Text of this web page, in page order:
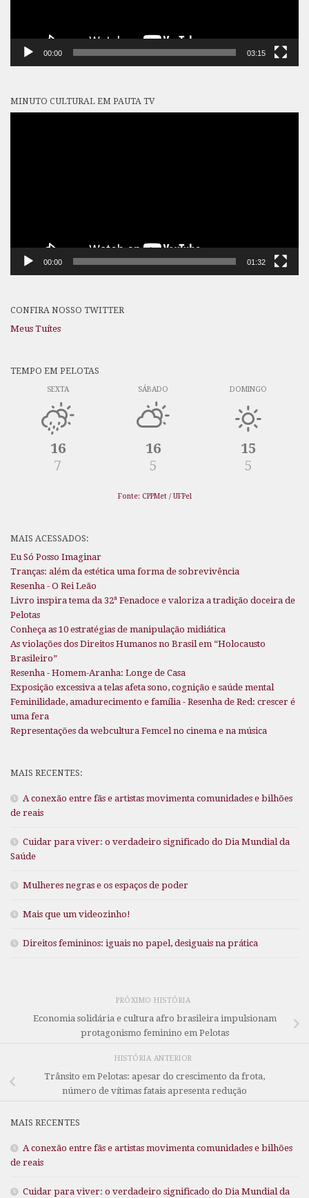
00:00 03:15
MINUTO CULTURAL EM PAUTA TV
00:00 01:32
CONFIRA NOSSO TWITTER
Meus Tuítes
TEMPO EM PELOTAS
SEXTA
16
7
SÁBADO
16
5
DOMINGO
15
5
Fonte: CPPMet / UFPel
MAIS ACESSADOS:
Eu Só Posso Imaginar
Tranças: além da estética uma forma de sobrevivência
Resenha - O Rei Leão
Livro inspira tema da 32ª Fenadoce e valoriza a tradição doceira de
Pelotas
Conheça as 10 estratégias de manipulação midiática
As violações dos Direitos Humanos no Brasil em “Holocausto
Brasileiro”
Resenha - Homem-Aranha: Longe de Casa
Exposição excessiva a telas afeta sono, cognição e saúde mental
Feminilidade, amadurecimento e família - Resenha de Red: crescer é
uma fera
Representações da webcultura Femcel no cinema e na música
MAIS RECENTES:
A conexão entre fãs e artistas movimenta comunidades e bilhões
de reais
Cuidar para viver: o verdadeiro significado do Dia Mundial da
Saúde
Mulheres negras e os espaços de poder
Mais que um videozinho!
Direitos femininos: iguais no papel, desiguais na prática
PRÓXIMO HISTÓRIA
Economia solidária e cultura afro brasileira impulsionam
protagonismo feminino em Pelotas
HISTÓRIA ANTERIOR
Trânsito em Pelotas: apesar do crescimento da frota,
número de vítimas fatais apresenta redução
MAIS RECENTES
A conexão entre fãs e artistas movimenta comunidades e bilhões
de reais
Cuidar para viver: o verdadeiro significado do Dia Mundial da